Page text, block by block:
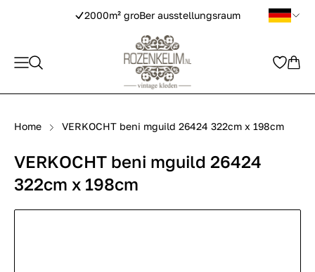
2000m² groBer ausstellungsraum
Home VERKOCHT beni mguild 26424 322cm x 198cm
VERKOCHT beni mguild 26424
322cm x 198cm